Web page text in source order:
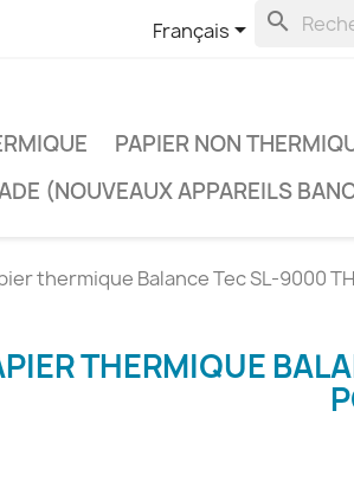
Français search
>
PAPIER NON
(NOUVEAUX APPAREILS
thermique Balance Tec SL-9000
THERMIQUE